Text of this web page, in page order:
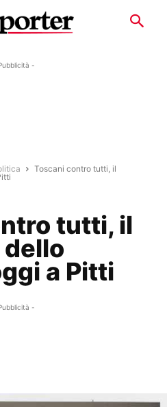
-
Toscani contro tutti, il
tutti, il
a Pitti
-